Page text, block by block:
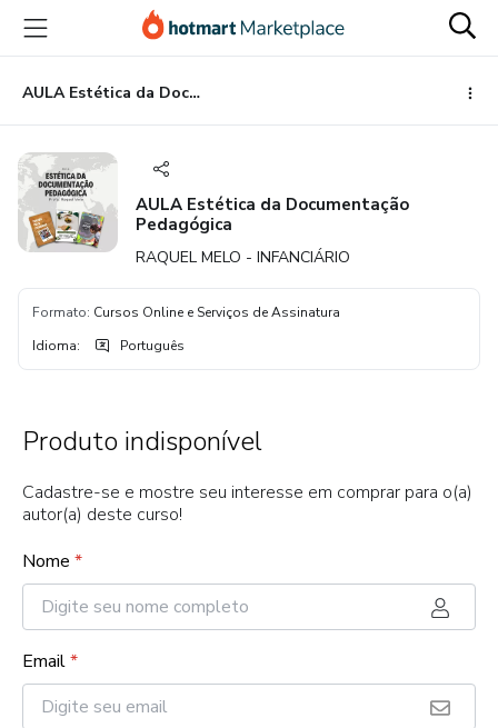
para
conteúdo
principal
para
pagamento
para
rodapé
AULA Estética da Documentação Pedagógica
AULA Estética da Documentação
Pedagógica
RAQUEL MELO - INFANCIÁRIO
Formato: Cursos Online e Serviços de Assinatura
Idioma: Português
Produto indisponível
Cadastre-se e mostre seu interesse em comprar para o(a)
autor(a) deste curso!
Nome *
Email*